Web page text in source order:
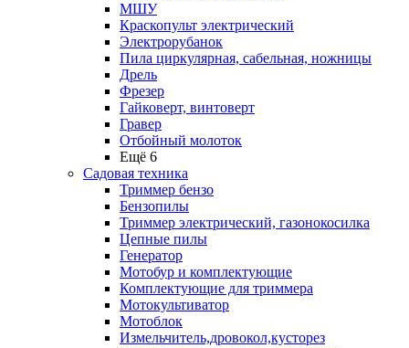
МШУ
Краскопульт электрический
Электрорубанок
Пила циркулярная, сабельная, ножницы
Дрель
Фрезер
Гайковерт, винтоверт
Гравер
Отбойный молоток
Ещё 6
Садовая техника
Триммер бензо
Бензопилы
Триммер электрический, газонокосилка
Цепные пилы
Генератор
Мотобур и комплектующие
Комплектующие для триммера
Мотокультиватор
Мотоблок
Измельчитель,дровокол,кусторез